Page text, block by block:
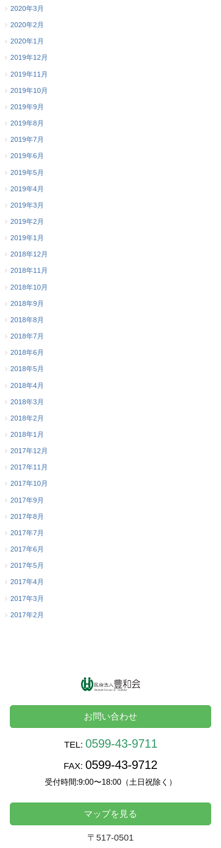
2020年3月
2020年2月
2020年1月
2019年12月
2019年11月
2019年10月
2019年9月
2019年8月
2019年7月
2019年6月
2019年5月
2019年4月
2019年3月
2019年2月
2019年1月
2018年12月
2018年11月
2018年10月
2018年9月
2018年8月
2018年7月
2018年6月
2018年5月
2018年4月
2018年3月
2018年2月
2018年1月
2017年12月
2017年11月
2017年10月
2017年9月
2017年8月
2017年7月
2017年6月
2017年5月
2017年4月
2017年3月
2017年2月
お問い合わせ
TEL: 0599-43-9711
FAX: 0599-43-9712
受付時間:9:00〜18:00（土日祝除く）
マップを見る
〒517-0501